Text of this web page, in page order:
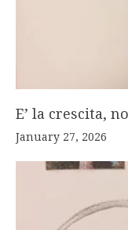
E’ la crescita,
January 27, 2026